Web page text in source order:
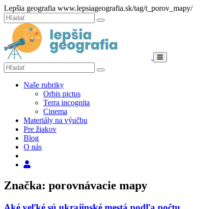
Hore
Lepšia geografia www.lepsiageografia.sk/tag/t_porov_mapy/
Zatvoriť
Hľadať:
Hľadať
Menu
Hľadať:
Hľadať
Naše rubriky
Orbis pictus
Terra incognita
Cinema
Materiály na výučbu
Pre žiakov
Blog
O nás
Značka: porovnávacie mapy